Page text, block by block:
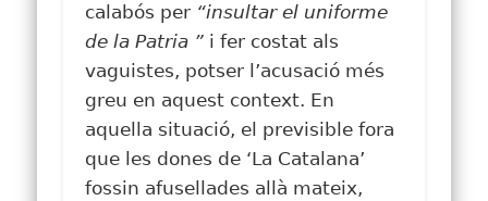
calabós per “insultar el uniforme
de la Patria ” i fer costat als
vaguistes, potser l’acusació més
greu en aquest context. En
aquella situació, el previsible fora
que les dones de ‘La Catalana’
fossin afusellades allà mateix,